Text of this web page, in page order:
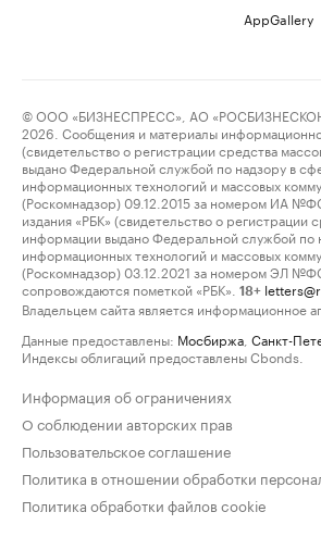
AppGallery
© ООО «БИЗНЕСПРЕСС», АО
2026. Сообщения и материалы
(свидетельство о регистрации средства
выдано Федеральной службой по надзору в
информационных технологий и массовых
(Роскомнадзор) 09.12.2015 за номером ИА
издания «РБК» (свидетельство о регистрации
информации выдано Федеральной службой по
информационных технологий и массовых
(Роскомнадзор) 03.12.2021 за номером ЭЛ
сопровождаются пометкой «РБК».
18+
Владельцем сайта является информационное
Данные предоставлены: Мосбиржа Санкт-
Индексы облигаций предоставлены Cbonds.
Информация об ограничениях
О соблюдении авторских прав
Пользовательское соглашение
Политика в отношении обработки
Политика обработки файлов cookie